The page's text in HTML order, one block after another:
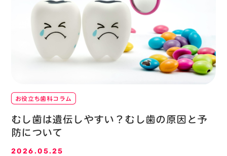
お役立ち歯科コラム
むし歯は遺伝しやすい？むし歯の原因と予
防について
2026.05.25